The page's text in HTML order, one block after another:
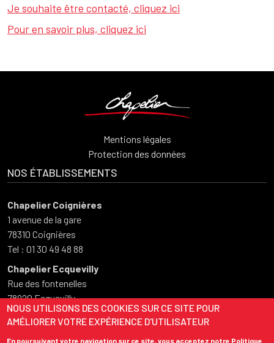
Texte
Je souhaite être contacté, cliquez ici
Pour en savoir plus, cliquez ici
Mentions légales
Protection des données
NOS ÉTABLISSEMENTS
Chapelier Coignières
1 avenue de la gare
78310 Coignières
Tel : 01 30 49 48 88
Chapelier Ecquevilly
Rue des fontenelles
78920 Ecquevilly
Tel : 01 34 75 50 73
NOUS UTILISONS DES COOKIES SUR CE SITE POUR
AMÉLIORER VOTRE EXPÉRIENCE D'UTILISATEUR
En poursuivant votre navigation sur ce site, vous acceptez notre Politique